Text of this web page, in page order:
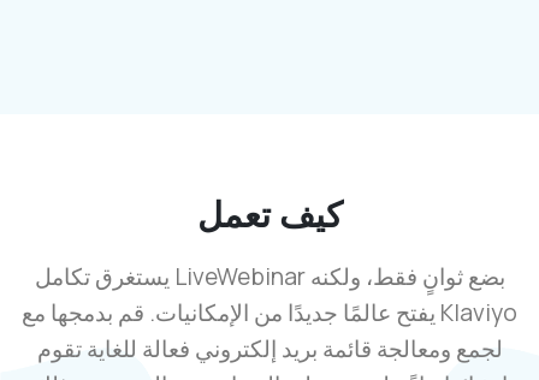
كيف تعمل
يستغرق تكامل LiveWebinar بضع ثوانٍ فقط، ولكنه
يفتح عالمًا جديدًا من الإمكانيات. قم بدمجها مع Klaviyo
لجمع ومعالجة قائمة بريد إلكتروني فعالة للغاية تقوم